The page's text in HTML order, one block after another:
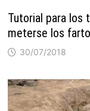
Tutorial para los
meterse los
30/07/2018